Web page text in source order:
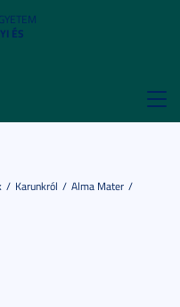
ÉS
Karunkról
Alma Mater